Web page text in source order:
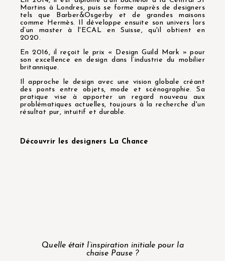
Martins à Londres, puis se forme auprès de designers
tels que Barber&Osgerby et de grandes maisons
comme Hermès. Il développe ensuite son univers lors
d’un master à l'ECAL en Suisse, qu'il obtient en
2020.
En 2016, il reçoit le prix « Design Guild Mark » pour
son excellence en design dans l’industrie du mobilier
britannique.
Il approche le design avec une vision globale créant
des ponts entre objets, mode et scénographie. Sa
pratique vise à apporter un regard nouveau aux
problématiques actuelles, toujours à la recherche d'un
résultat pur, intuitif et durable.
Découvrir les designers La Chance
Quelle était l’inspiration initiale pour la
chaise Pause ?